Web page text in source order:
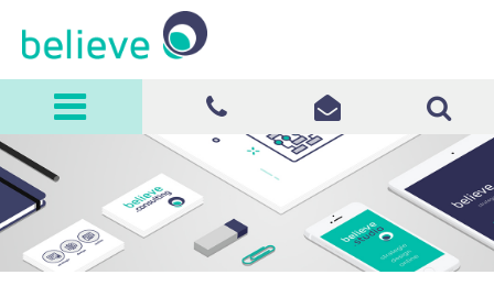
believe
0570-513008 info@believe-
it.nl
Contact opnemen